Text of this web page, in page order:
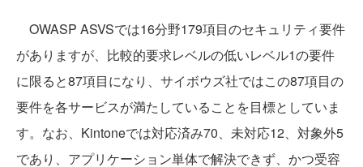
OWASP ASVSでは16分野179項目のセキュリティ要件
がありますが、比較的要求レベルの低いレベル1の要件
に限ると87項目になり、サイボウズ社ではこの87項目の
要件を各サービスが満たしていることを目標としていま
す。なお、Kintoneでは対応済み70、未対応12、対象外5
であり、アプリケーション単体で解決できず、かつ受容